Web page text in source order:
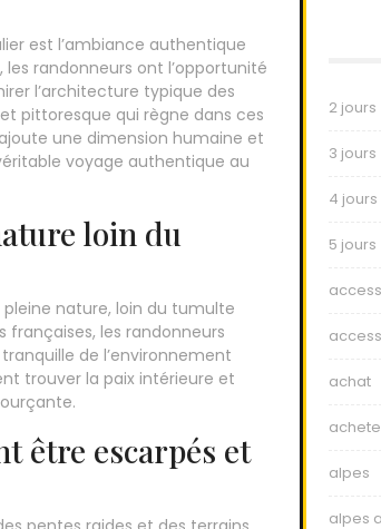
est l’ambiance authentique
randonneurs ont l’opportunité
l’architecture typique des
pittoresque qui règne dans ces
une dimension humaine et
voyage authentique au
loin du
pleine nature, loin du tumulte
françaises, les randonneurs
de l’environnement
trouver la paix intérieure et
être escarpés et
2 jours
3 jours
4 jours
5 jours
achat
alpes
alpes